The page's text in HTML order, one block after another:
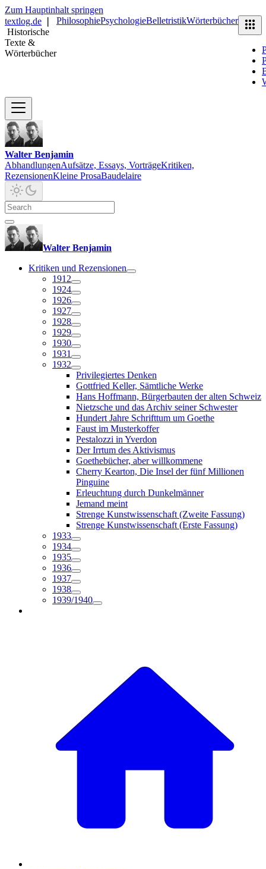
Zum Hauptinhalt springen
textlog.de
Historische
Texte &
Wörterbücher
PhilosophiePsychologieBelletristikWörterbücher
Walter Benjamin
AbhandlungenAufsätze, Essays, VorträgeKritiken,
RezensionenKleine ProsaBaudelaire
Walter Benjamin
Kritiken und Rezensionen
1912
1924
1926
1927
1928
1929
1930
1931
1932
Privilegiertes Denken
Gottfried Keller, Sämtliche Werke
Hans Hoffmann, Bürgerbauten der alten Schweiz
Nietzsche und das Archiv seiner Schwester
Hundert Jahre Schrifttum um Goethe
Faust im Musterkoffer
Pestalozzi in Yverdon
Der Irrtum des Aktivismus
Goethebücher, aber willkommene
Cherry Kearton, Die Insel der fünf Millionen
Pinguine
Erleuchtung durch Dunkelmänner
Jemand meint
Strenge Kunstwissenschaft (Zweite Fassung)
Strenge Kunstwissenschaft (Erste Fassung)
1933
1934
1935
1936
1937
1938
1939/1940